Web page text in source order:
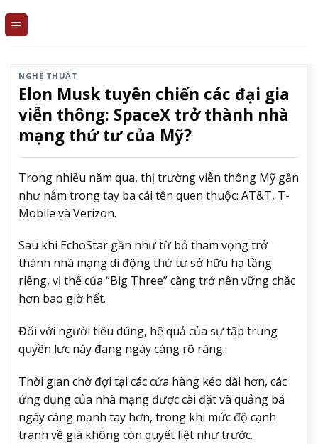
NGHỆ THUẬT
Elon Musk tuyên chiến các đại gia
viễn thông: SpaceX trở thành nhà
mạng thứ tư của Mỹ?
Trong nhiều năm qua, thị trường viễn thông Mỹ gần
như nằm trong tay ba cái tên quen thuộc: AT&T, T-
Mobile và Verizon.
Sau khi EchoStar gần như từ bỏ tham vọng trở
thành nhà mạng di động thứ tư sở hữu hạ tầng
riêng, vị thế của “Big Three” càng trở nên vững chắc
hơn bao giờ hết.
Đối với người tiêu dùng, hệ quả của sự tập trung
quyền lực này đang ngày càng rõ ràng.
Thời gian chờ đợi tại các cửa hàng kéo dài hơn, các
ứng dụng của nhà mạng được cài đặt và quảng bá
ngày càng mạnh tay hơn, trong khi mức độ cạnh
tranh về giá không còn quyết liệt như trước.